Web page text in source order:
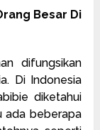
Besar Di
difungsikan
Di Indonesia
diketahui
ada beberapa